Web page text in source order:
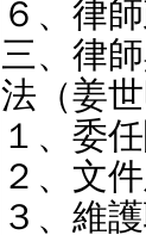
６、律
三、律
法（姜世
１、委
２、文
３、維